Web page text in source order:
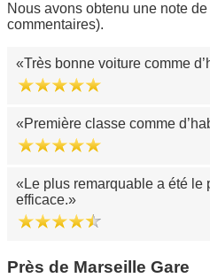
Nous avons obtenu une note
commentaires).
Très bonne voiture comme
Première classe comme
Le plus remarquable a été le
efficace.
Près de Marseille Gare